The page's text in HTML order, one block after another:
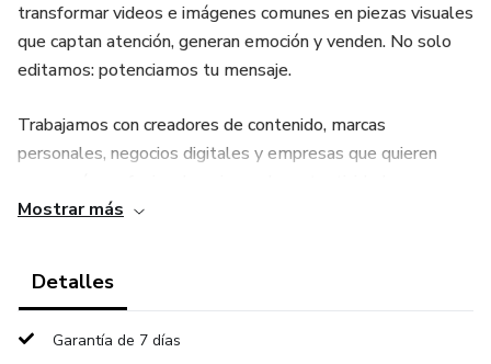
transformar videos e imágenes comunes en piezas visuales
que captan atención, generan emoción y venden. No solo
editamos: potenciamos tu mensaje.
Trabajamos con creadores de contenido, marcas
personales, negocios digitales y empresas que quieren
Ajustamos colores, ritmo, sonido y detalles clave para que
conversiones.
Ya sea para Reels, TikTok, anuncios, videos corporativos o
Mostrar más
Detalles
Garantía de 7 días